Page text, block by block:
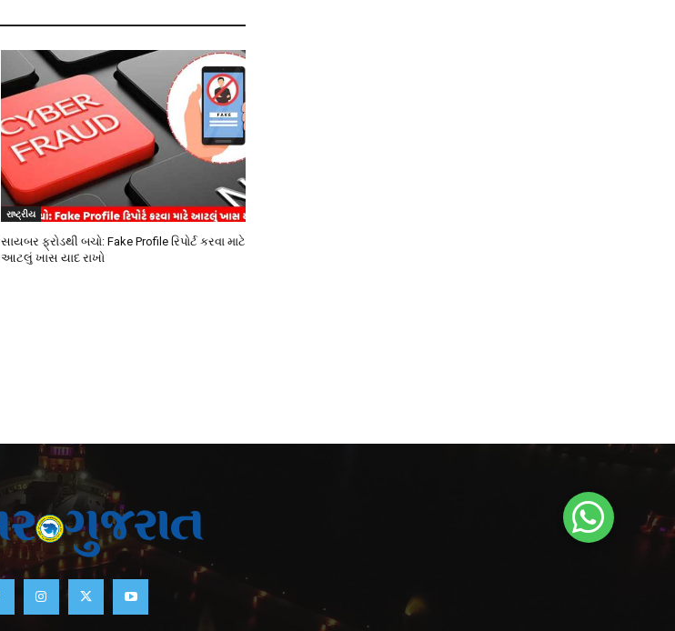
રાષ્ટ્રીય
સાયબર ફ્રોડથી બચો: Fake Profile રિપોર્ટ કરવા માટે
આટલું ખાસ યાદ રાખો